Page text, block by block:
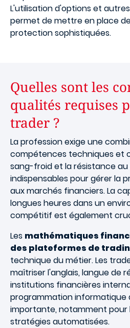
L'utilisation d'options et
permet de mettre en place
protection sophistiquées.
Quelles sont les
qualités requises
trader ?
La profession exige une
compétences techniques et
sang-froid et la résistance
indispensables pour gérer la
aux marchés financiers. La
longues heures dans un
compétitif est également
Les mathématiques
des plateformes de
technique du métier. Les
maîtriser l'anglais, langue de
institutions financières
programmation informatique
importante, notamment pour
stratégies automatisées.